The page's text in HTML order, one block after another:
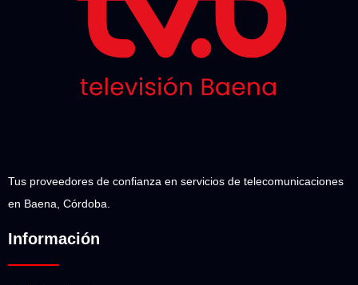
Tus proveedores de confianza en servicios de telecomunicaciones
en Baena, Córdoba.
Información